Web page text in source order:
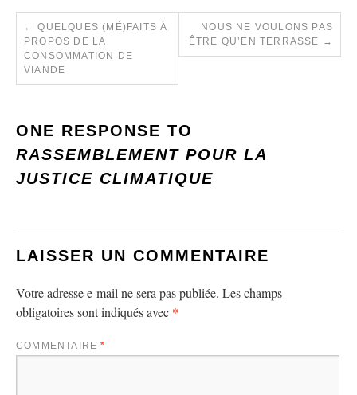
← QUELQUES (MÉ)FAITS À
PROPOS DE LA
CONSOMMATION DE
VIANDE
NOUS NE VOULONS PAS
ÊTRE QU’EN TERRASSE →
ONE RESPONSE TO
RASSEMBLEMENT POUR LA
JUSTICE CLIMATIQUE
LAISSER UN COMMENTAIRE
Votre adresse e-mail ne sera pas publiée. Les champs
obligatoires sont indiqués avec *
COMMENTAIRE*